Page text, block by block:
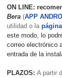
ON LINE:
Bera (APP
utilidad o la
este modo, lo
correo electrónico
entrada de la
PLAZOS:A partir